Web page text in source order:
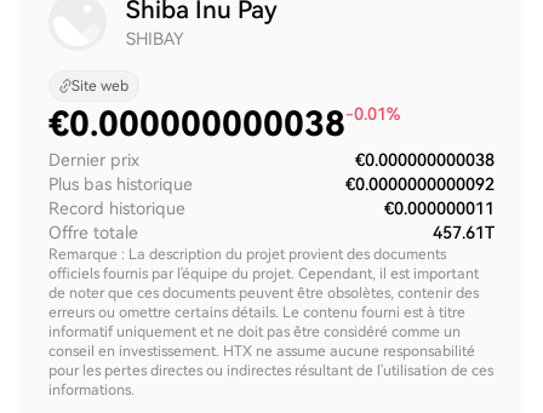
Shiba Inu Pay
SHIBAY
Site web
€0.000000000038-0.01%
Dernier prix
€0.000000000038
Plus bas historique
€0.0000000000092
Record historique
€0.000000011
Offre totale
457.61T
Remarque : La description du projet provient des documents
officiels fournis par l'équipe du projet. Cependant, il est important
de noter que ces documents peuvent être obsolètes, contenir des
erreurs ou omettre certains détails. Le contenu fourni est à titre
informatif uniquement et ne doit pas être considéré comme un
conseil en investissement. HTX ne assume aucune responsabilité
pour les pertes directes ou indirectes résultant de l'utilisation de ces
informations.